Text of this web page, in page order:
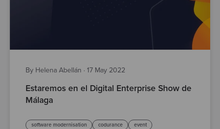
By Helena Abellán · 17 May 2022
Estaremos en el Digital Enterprise Show de
Málaga
software modernisation codurance event